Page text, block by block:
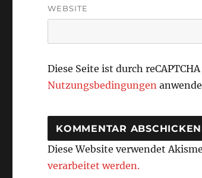
WEBSITE
Diese Seite ist durch
Nutzungsbedingungen
Diese Website verwendet
verarbeitet werden.